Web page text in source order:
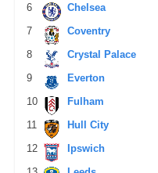
6
Chelsea
7
Coventry
8
Crystal Palace
9
Everton
10
Fulham
11
Hull City
12
Ipswich